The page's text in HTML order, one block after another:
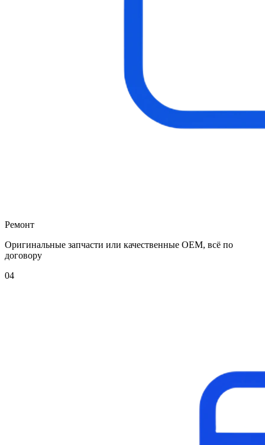
Ремонт
Оригинальные запчасти или качественные OEM, всё по
договору
04